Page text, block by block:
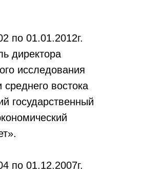
по 01.01.2012г.
директора
исследования
среднего востока
государственный
по 01.12.2007г.